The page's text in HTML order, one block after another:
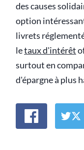
des causes
option
livrets
letaux d'intérêt
surtout en
d'épargne à plus